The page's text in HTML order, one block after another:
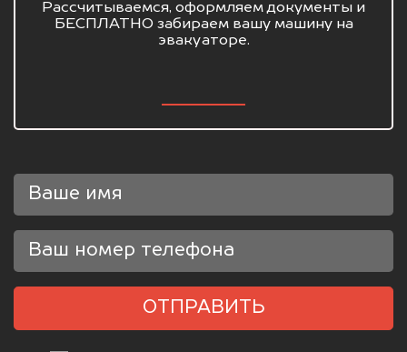
Рассчитываемся, оформляем документы и
БЕСПЛАТНО забираем вашу машину на
эвакуаторе.
ОТПРАВИТЬ